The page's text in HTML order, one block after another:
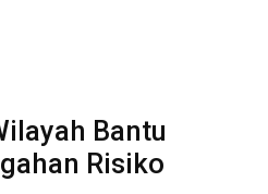
Bantu
Risiko